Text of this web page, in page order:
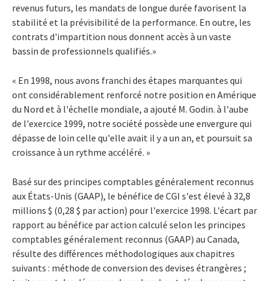
revenus futurs, les mandats de longue durée favorisent la
stabilité et la prévisibilité de la performance. En outre, les
contrats d'impartition nous donnent accès à un vaste
bassin de professionnels qualifiés.»
« En 1998, nous avons franchi des étapes marquantes qui
ont considérablement renforcé notre position en Amérique
du Nord et à l'échelle mondiale, a ajouté M. Godin. à l'aube
de l'exercice 1999, notre société possède une envergure qui
dépasse de loin celle qu'elle avait il y a un an, et poursuit sa
croissance à un rythme accéléré. »
Basé sur des principes comptables généralement reconnus
aux États-Unis (GAAP), le bénéfice de CGI s'est élevé à 32,8
millions $ (0,28 $ par action) pour l'exercice 1998. L'écart par
rapport au bénéfice par action calculé selon les principes
comptables généralement reconnus (GAAP) au Canada,
résulte des différences méthodologiques aux chapitres
suivants : méthode de conversion des devises étrangères ;